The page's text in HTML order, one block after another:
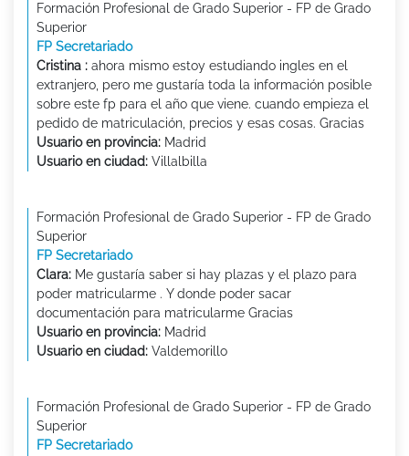
Formación Profesional de Grado Superior - FP de Grado
Superior
FP Secretariado
Cristina : ahora mismo estoy estudiando ingles en el
extranjero, pero me gustaría toda la información posible
sobre este fp para el año que viene. cuando empieza el
pedido de matriculación, precios y esas cosas. Gracias
Usuario en provincia: Madrid
Usuario en ciudad: Villalbilla
Formación Profesional de Grado Superior - FP de Grado
Superior
FP Secretariado
Clara: Me gustaría saber si hay plazas y el plazo para
poder matricularme . Y donde poder sacar
documentación para matricularme Gracias
Usuario en provincia: Madrid
Usuario en ciudad: Valdemorillo
Formación Profesional de Grado Superior - FP de Grado
Superior
FP Secretariado